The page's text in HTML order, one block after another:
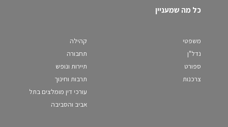
כל מה שמעניין
משפטי
נדל"ן
ספורט
צרכנות
קהילה
תחבורה
תיירות ונופש
תרבות וחינוך
עורכי דין מומלצים בתל
אביב והסביבה